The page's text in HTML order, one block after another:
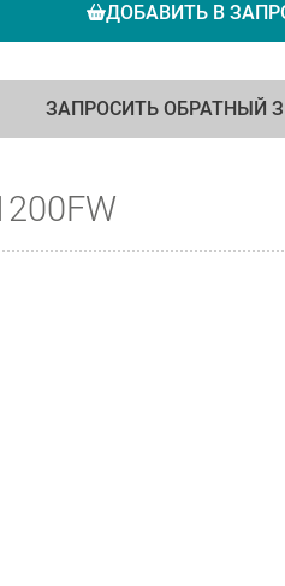
ДОБАВИТЬ В
ЗАПРОСИТЬ ОБРАТНЫЙ